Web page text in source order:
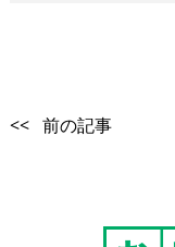
<< 前の記事